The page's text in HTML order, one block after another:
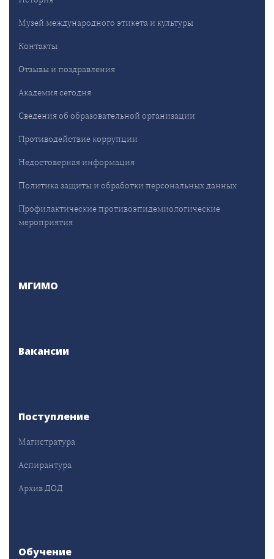
Музей международного этикета и культуры
Контакты
Отзывы и поздравления
Академия сегодня
Сведения об образовательной организации
Противодействие коррупции
Недостоверная информация
Политика защиты и обработки персональных данных
Профилактические противоэпидемиологические
мероприятия
МГИМО
Вакансии
Поступление
Магистратура
Аспирантура
Архив ДОД
Обучение